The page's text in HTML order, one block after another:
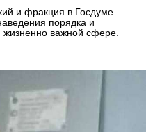
и фракция в Госдуме
порядка и
жизненно важной сфере.